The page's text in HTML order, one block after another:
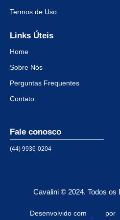
Termos de Uso
Links Úteis
Home
Sobre Nós
Perguntas Frequentes
Contato
Fale conosco
(44) 9936-0204
Cavalini © 2024. Todos os
Desenvolvido com por